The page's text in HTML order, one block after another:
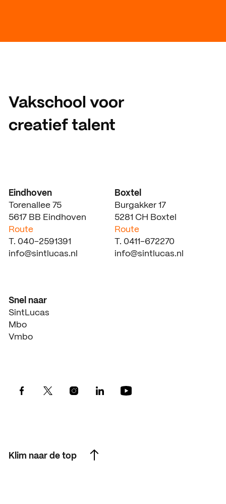
Vakschool voor
creatief talent
Klim naar de top
Eindhoven
Torenallee 75
5617 BB Eindhoven
Route
T. 040-2591391
info@sintlucas.nl
Boxtel
Burgakker 17
5281 CH Boxtel
Route
T. 0411-672270
info@sintlucas.nl
Snel naar
SintLucas
Mbo
Vmbo